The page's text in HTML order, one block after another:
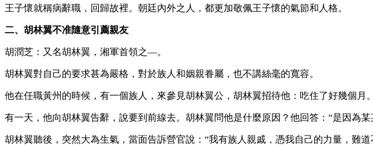
王子懷就稱病辭職，回歸故裡。朝廷內外之人，都更加敬佩王子懷的氣節和人格。
二、胡林翼不准隨意引薦親友
胡潤芝：又名胡林翼，湘軍首領之—。
胡林翼對自己的要求甚為嚴格，對於族人和姻親眷屬，也不講絲毫的寬容。
他在任職黃州的時候，有一個族人，來參見胡林翼公，胡林翼招待他：吃住了好幾個月。
有一天，他向胡林翼告辭，說要到前線去。胡林翼問他是什麼原因？他回答：“是因為
胡林翼聽後，突然大為生氣，當面告訴營官說：“我有族人親戚，憑我自己的力量，難